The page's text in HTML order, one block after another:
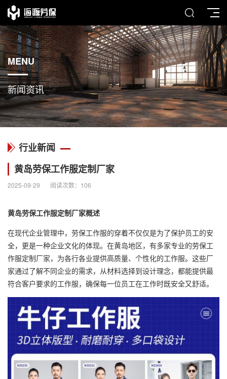
MENU
新闻资讯
行业新闻
黄岛劳保工作服定制厂家
2025-09-29 阅读次数： 106
黄岛劳保工作服定制厂家概述
在现代企业管理中，劳保工作服的穿着不仅仅是为了保护员工的安
全，更是一种企业文化的体现。在黄岛地区，有多家专业的劳保工
作服定制厂家，为各行各业提供高质量、个性化的工作服。这些厂
家通过了解不同企业的需求，从材料选择到设计理念，都能提供最
符合客户要求的工作服，确保每一位员工在工作时既安全又舒适。